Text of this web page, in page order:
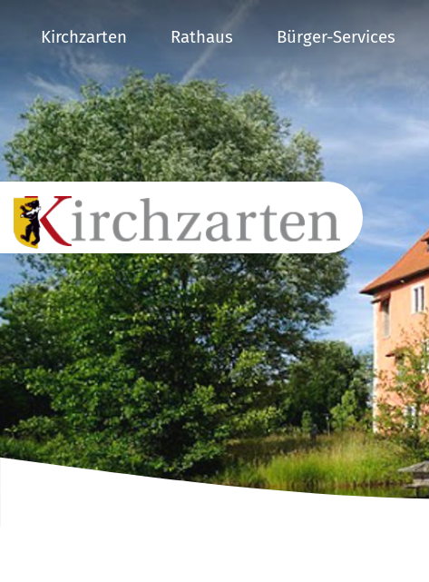
Kirchzarten Rathaus Bürger-Services